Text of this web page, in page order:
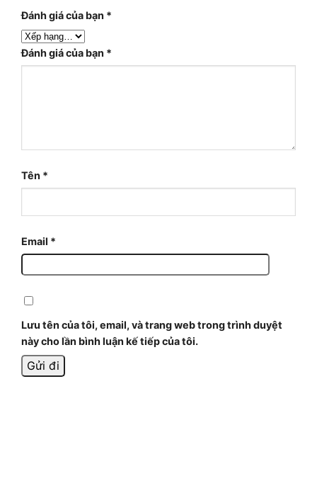
Đánh giá của bạn *
Đánh giá của bạn *
Tên *
Email *
Lưu tên của tôi, email, và trang web trong trình duyệt
này cho lần bình luận kế tiếp của tôi.